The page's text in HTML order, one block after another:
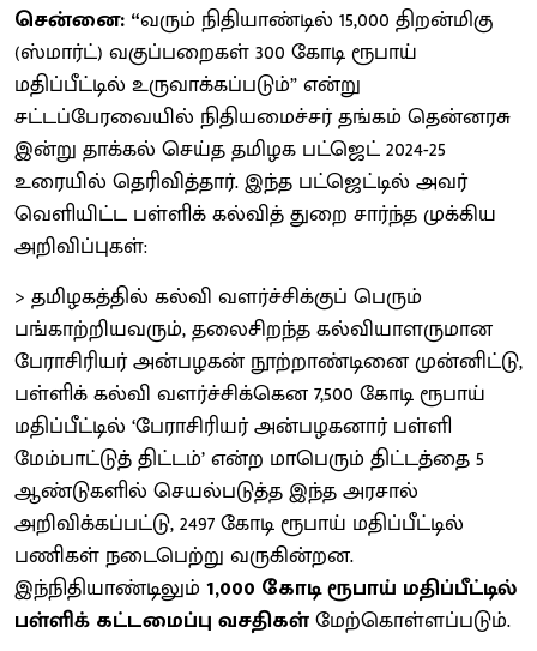
சென்னை: “வரும் நிதியாண்டில் 15,000 திறன்மிகு
(ஸ்மார்ட்) வகுப்பறைகள் 300 கோடி ரூபாய்
மதிப்பீட்டில் உருவாக்கப்படும்” என்று
சட்டப்பேரவையில் நிதியமைச்சர் தங்கம் தென்னரசு
இன்று தாக்கல் செய்த தமிழக பட்ஜெட் 2024-25
உரையில் தெரிவித்தார். இந்த பட்ஜெட்டில் அவர்
வெளியிட்ட பள்ளிக் கல்வித் துறை சார்ந்த முக்கிய
அறிவிப்புகள்:
> தமிழகத்தில் கல்வி வளர்ச்சிக்குப் பெரும்
பங்காற்றியவரும், தலைசிறந்த கல்வியாளருமான
பேராசிரியர் அன்பழகன் நூற்றாண்டினை முன்னிட்டு,
பள்ளிக் கல்வி வளர்ச்சிக்கென 7,500 கோடி ரூபாய்
மதிப்பீட்டில் ‘பேராசிரியர் அன்பழகனார் பள்ளி
மேம்பாட்டுத் திட்டம்’ என்ற மாபெரும் திட்டத்தை 5
ஆண்டுகளில் செயல்படுத்த இந்த அரசால்
அறிவிக்கப்பட்டு, 2497 கோடி ரூபாய் மதிப்பீட்டில்
பணிகள் நடைபெற்று வருகின்றன.
இந்நிதியாண்டிலும் 1,000 கோடி ரூபாய் மதிப்பீட்டில்
பள்ளிக் கட்டமைப்பு வசதிகள்மேற்கொள்ளப்படும்.